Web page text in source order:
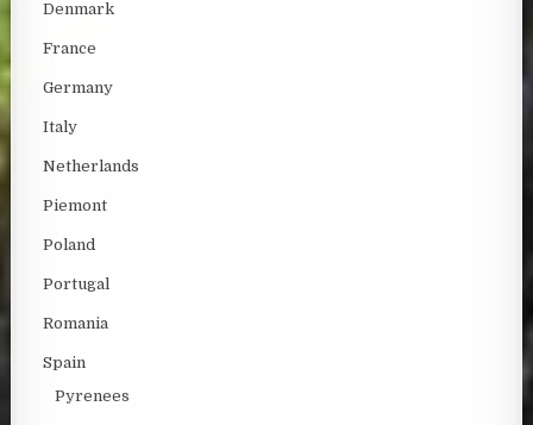
Denmark
France
Germany
Italy
Netherlands
Piemont
Poland
Portugal
Romania
Spain
Pyrenees